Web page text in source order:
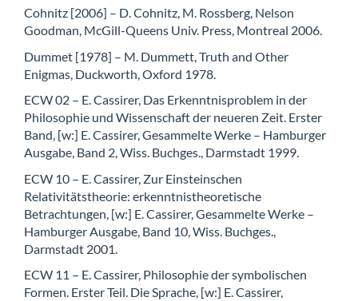
Cohnitz [2006] – D. Cohnitz, M. Rossberg, Nelson
Goodman, McGill-Queens Univ. Press, Montreal 2006.
Dummet [1978] – M. Dummett, Truth and Other
Enigmas, Duckworth, Oxford 1978.
ECW 02 – E. Cassirer, Das Erkenntnisproblem in der
Philosophie und Wissenschaft der neueren Zeit. Erster
Band, [w:] E. Cassirer, Gesammelte Werke – Hamburger
Ausgabe, Band 2, Wiss. Buchges., Darmstadt 1999.
ECW 10 – E. Cassirer, Zur Einsteinschen
Relativitätstheorie: erkenntnistheoretische
Betrachtungen, [w:] E. Cassirer, Gesammelte Werke –
Hamburger Ausgabe, Band 10, Wiss. Buchges.,
Darmstadt 2001.
ECW 11 – E. Cassirer, Philosophie der symbolischen
Formen. Erster Teil. Die Sprache, [w:] E. Cassirer,